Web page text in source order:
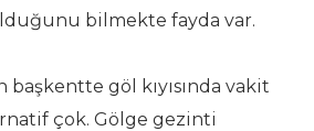
bilmekte fayda var.
göl kıyısında vakit
çok. Gölge gezinti